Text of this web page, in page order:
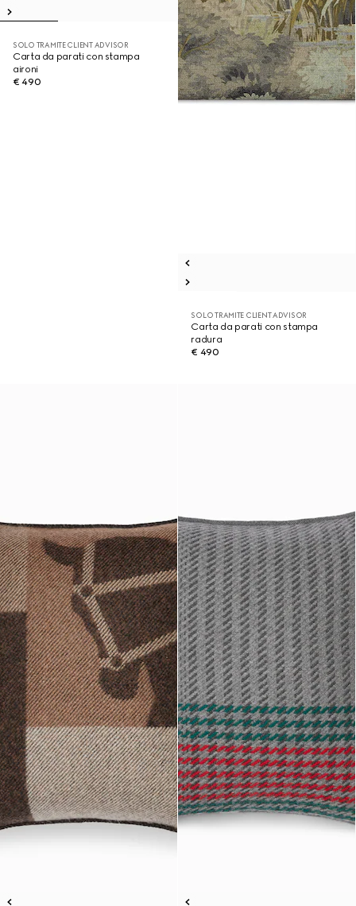
SOLO TRAMITE CLIENT ADVISOR
Carta da parati con stampa
aironi
€ 490
SOLO TRAMITE CLIENT ADVISOR
Carta da parati con stampa
radura
€ 490